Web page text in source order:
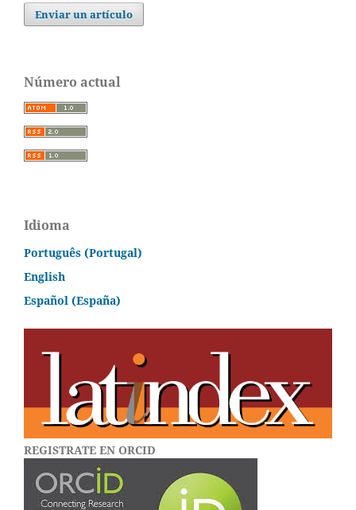
Enviar un artículo
Número actual
Idioma
Português (Portugal)
English
Español (España)
REGISTRATE EN ORCID